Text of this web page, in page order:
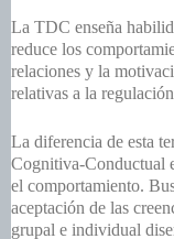
La TDC enseña
reduce los
relaciones y la
relativas a la
La diferencia de esta
Cognitiva-Conductual
el comportamiento.
aceptación de las
grupal e individual